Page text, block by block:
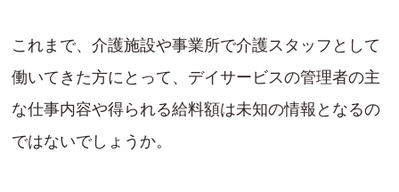
これまで、介護施設や事業所で介護スタッフとして
働いてきた方にとって、デイサービスの管理者の主
な仕事内容や得られる給料額は未知の情報となるの
ではないでしょうか。